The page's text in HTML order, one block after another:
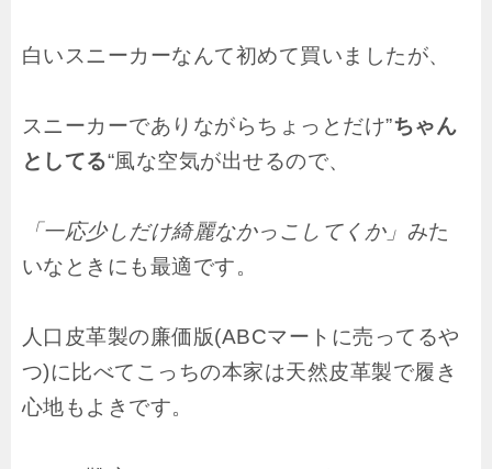
白いスニーカーなんて初めて買いましたが、
スニーカーでありながらちょっとだけ”ちゃん
としてる“風な空気が出せるので、
「一応少しだけ綺麗なかっこしてくか」 みた
いなときにも最適です。
人口皮革製の廉価版(ABCマートに売ってるや
つ)に比べてこっちの本家は天然皮革製で履き
心地もよきです。